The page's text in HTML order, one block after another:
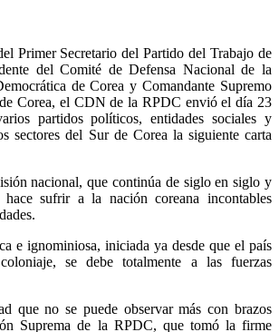
Primer Secretario del Partido del Trabajo de
del Comité de Defensa Nacional de la
de Corea y Comandante Supremo
Corea, el CDN de la RPDC envió el día 23
partidos políticos, entidades sociales y
sectores del Sur de Corea la siguiente carta
nacional, que continúa de siglo en siglo y
hace sufrir a la nación coreana incontables
e ignominiosa, iniciada ya desde que el país
se debe totalmente a las fuerzas
que no se puede observar más con brazos
Suprema de la RPDC, que tomó la firme